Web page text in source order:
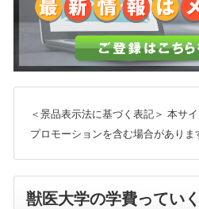
＜景品表示法に基づく表記＞ 本サ
プロモーションを含む場合がありま
獣医大学の学費ってい